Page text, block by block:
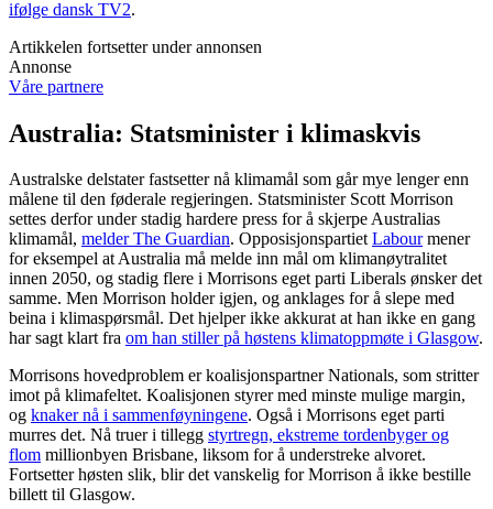
ifølge dansk TV2.
Artikkelen fortsetter under annonsen
Annonse
Våre partnere
Australia: Statsminister i klimaskvis
Australske delstater fastsetter nå klimamål som går mye lenger enn
målene til den føderale regjeringen. Statsminister Scott Morrison
settes derfor under stadig hardere press for å skjerpe Australias
klimamål, melder The Guardian. OpposisjonspartietLabourmener
for eksempel at Australia må melde inn mål om klimanøytralitet
innen 2050, og stadig flere i Morrisons eget parti Liberals ønsker det
samme. Men Morrison holder igjen, og anklages for å slepe med
beina i klimaspørsmål. Det hjelper ikke akkurat at han ikke en gang
har sagt klart fra om han stiller på høstens klimatoppmøte i Glasgow.
Morrisons hovedproblem er koalisjonspartner Nationals, som stritter
imot på klimafeltet. Koalisjonen styrer med minste mulige margin,
og knaker nå i sammenføyningene. Også i Morrisons eget parti
murres det. Nå truer i tillegg styrtregn, ekstreme tordenbyger og
flom millionbyen Brisbane, liksom for å understreke alvoret.
Fortsetter høsten slik, blir det vanskelig for Morrison å ikke bestille
billett til Glasgow.